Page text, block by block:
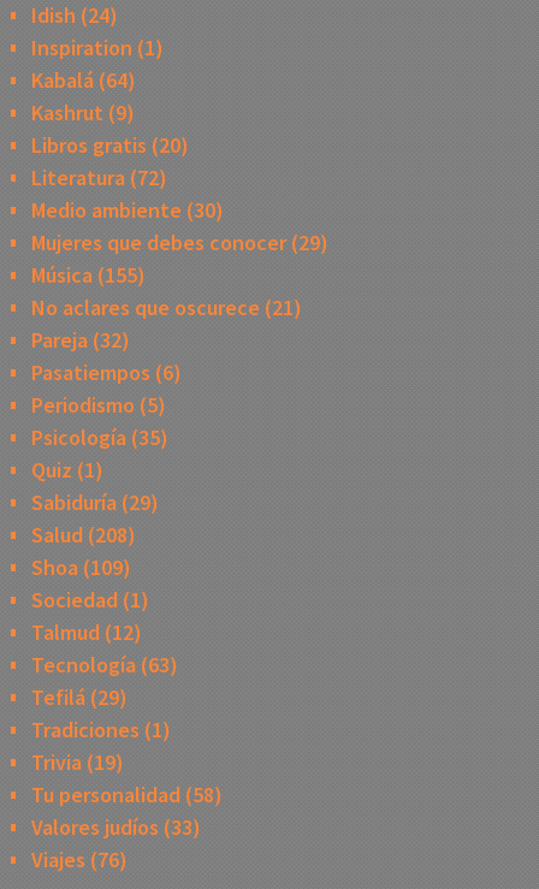
Idish (24)
Inspiration (1)
Kabalá(64)
Kashrut (9)
Libros gratis (20)
Literatura(72)
Medio ambiente (30)
Mujeres que debes conocer(29)
Música(155)
No aclares que oscurece (21)
Pareja(32)
Pasatiempos (6)
Periodismo (5)
Psicología(35)
Quiz (1)
Sabiduría(29)
Salud (208)
Shoa(109)
Sociedad(1)
Talmud (12)
Tecnología(63)
Tefilá(29)
Tradiciones (1)
Trivia(19)
Tu personalidad(58)
Valores judíos (33)
Viajes (76)